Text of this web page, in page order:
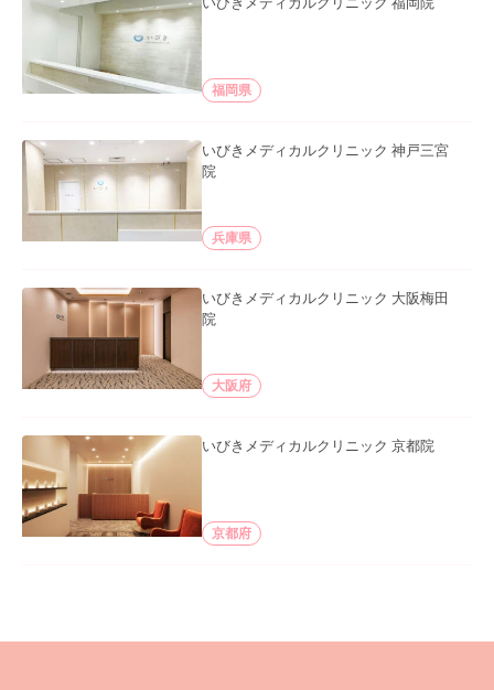
福岡県
いびきメディカルクリニック 神戸三宮
院
兵庫県
いびきメディカルクリニック 大阪梅田
院
大阪府
いびきメディカルクリニック 京都院
京都府